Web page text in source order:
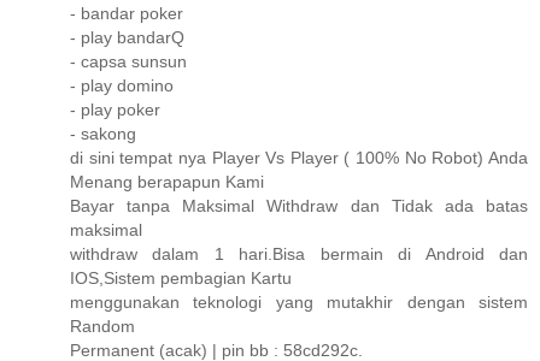
- bandar poker
- play bandarQ
- capsa sunsun
- play domino
- play poker
- sakong
di sini tempat nya Player Vs Player ( 100% No Robot) Anda
Menang berapapun Kami
Bayar tanpa Maksimal Withdraw dan Tidak ada batas
maksimal
withdraw dalam 1 hari.Bisa bermain di Android dan
IOS,Sistem pembagian Kartu
menggunakan teknologi yang mutakhir dengan sistem
Random
Permanent (acak) | pin bb : 58cd292c.